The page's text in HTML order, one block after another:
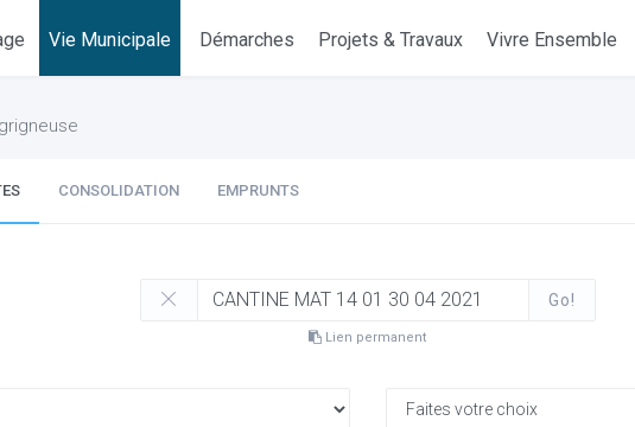
Vie Municipale Démarches Projets & Travaux Vivre Ensemble
CONSOLIDATION EMPRUNTS
Go!
Lien permanent